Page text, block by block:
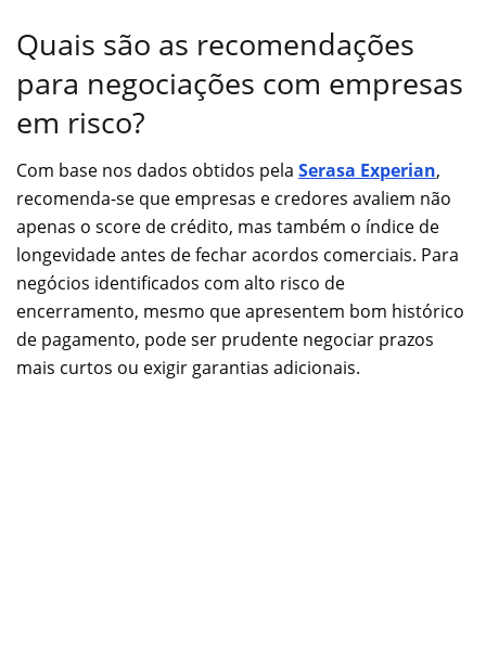
Quais são as recomendações
para negociações com empresas
em risco?
Com base nos dados obtidos pela Serasa Experian,
recomenda-se que empresas e credores avaliem não
apenas o score de crédito, mas também o índice de
longevidade antes de fechar acordos comerciais. Para
negócios identificados com alto risco de
encerramento, mesmo que apresentem bom histórico
de pagamento, pode ser prudente negociar prazos
mais curtos ou exigir garantias adicionais.